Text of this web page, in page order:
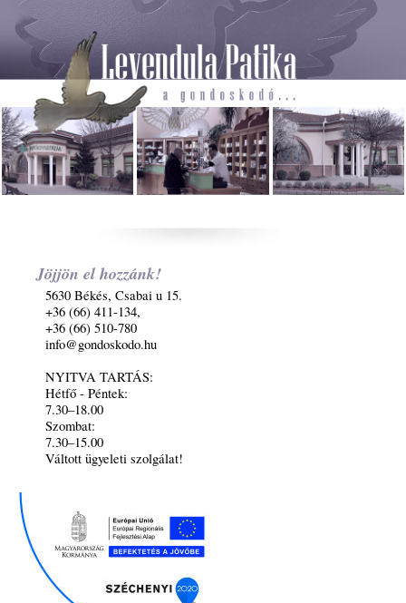
Jöjjön el hozzánk!
5630 Békés, Csabai u 15.
+36 (66) 411-134,
+36 (66) 510-780
info@gondoskodo.hu
NYITVA TARTÁS:
Hétfő - Péntek:
7.30–18.00
Szombat:
7.30–15.00
Váltott ügyeleti szolgálat!